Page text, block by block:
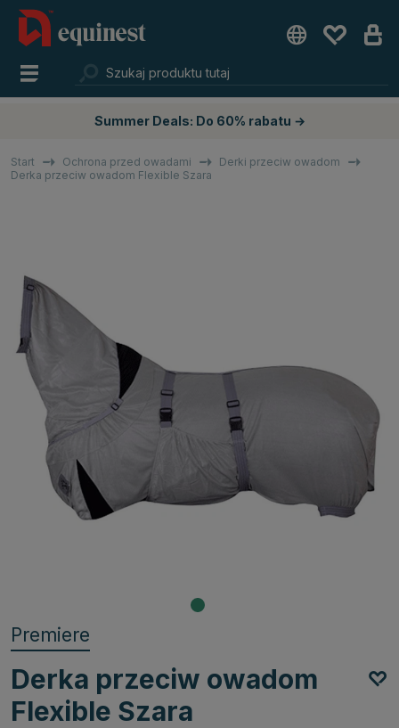
Summer Deals: Do 60% rabatu →
Start Ochrona przed owadami
Derki przeciw owadom
Derka przeciw owadom Flexible Szara
Premiere
Derka przeciw owadom
Flexible Szara